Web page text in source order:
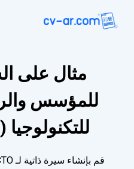
مثال على
للمؤسس